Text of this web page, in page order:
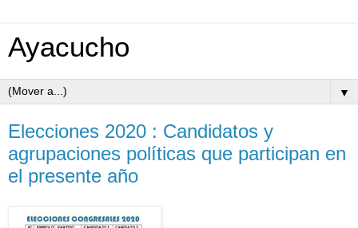
Ayacucho
▼
Elecciones 2020 : Candidatos y
agrupaciones políticas que participan en
el presente año